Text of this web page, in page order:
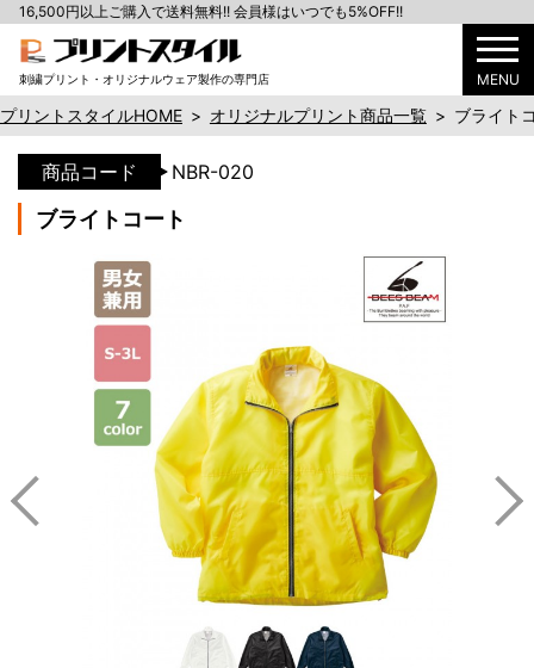
刺繍プリント・オリジナルウェア製作の専門店 MENU
16,500円以上ご購入で送料無料!! 会員様はいつでも5%OFF!!
プリントスタイルHOME > オリジナルプリント商品一覧 > ブライト
商品コード NBR-020
ブライトコート